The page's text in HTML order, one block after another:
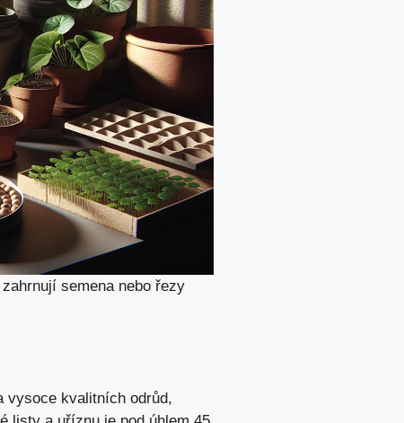
semena nebo řezy
vysoce kvalitních odrůd,